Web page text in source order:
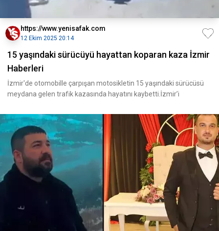
https://www.yenisafak.com
12 Ekim 2025 20:14
15 yaşındaki sürücüyü hayattan koparan kaza İzmir
Haberleri
İzmir'de otomobille çarpışan motosikletin 15 yaşındaki sürücüsü
meydana gelen trafik kazasında hayatını kaybetti.İzmir’i